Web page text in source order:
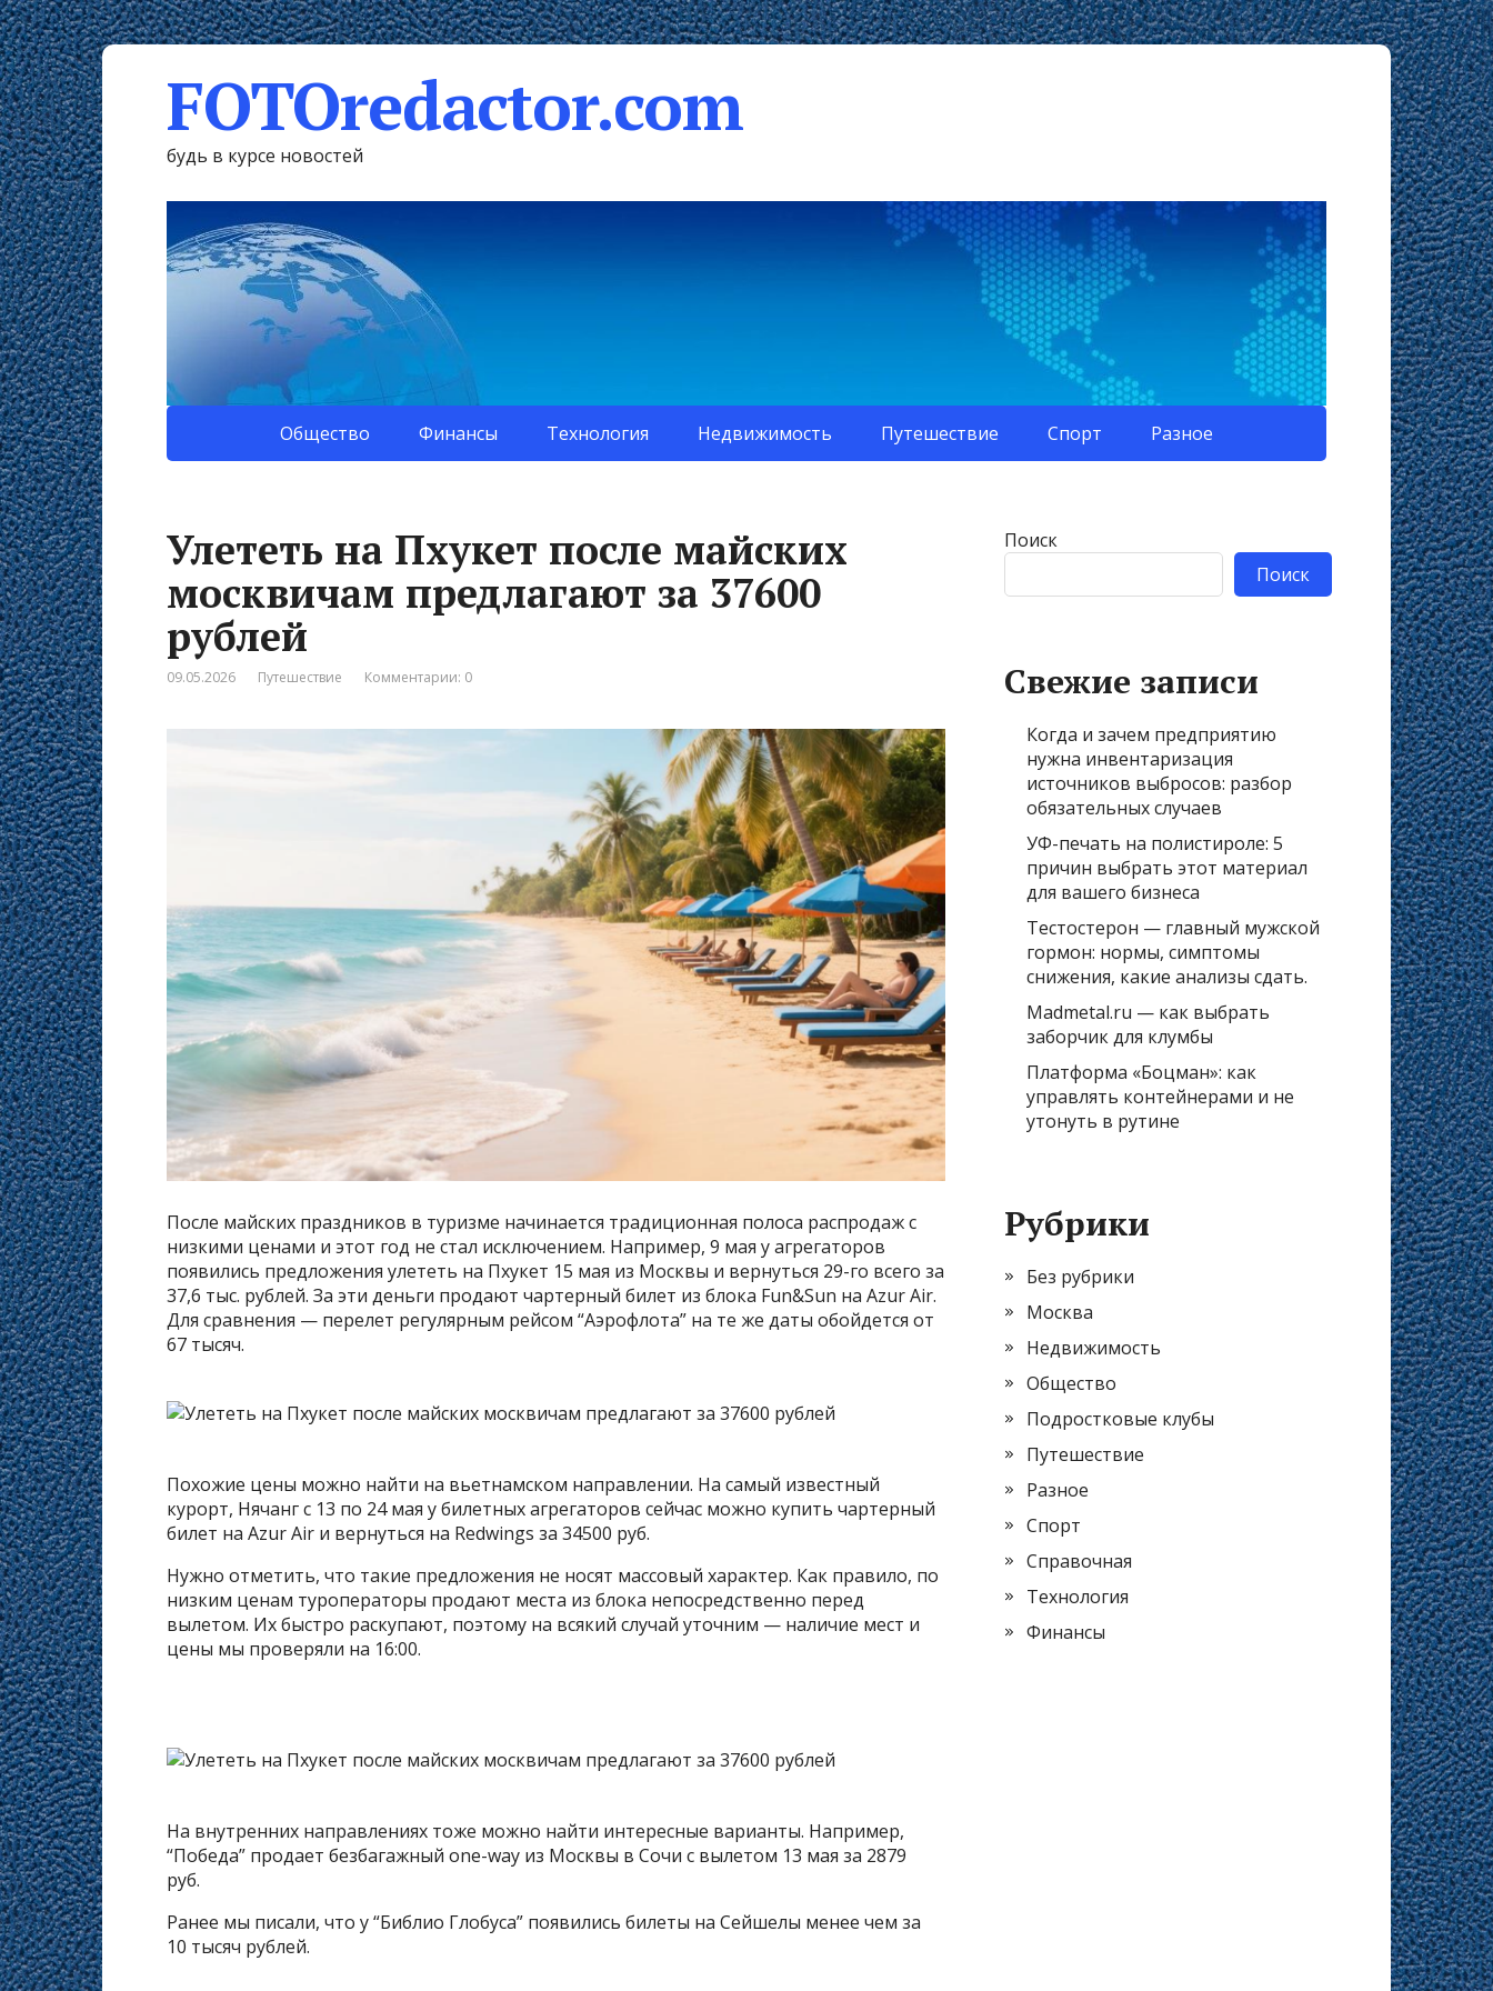
FOTOredactor.com
будь в курсе новостей
Общество Финансы Технология Недвижимость Путешествие Спорт Разное
Улететь на Пхукет после майских
москвичам предлагают за 37600
рублей
09.05.2026 Путешествие Комментарии: 0
После майских праздников в туризме начинается традиционная полоса распродаж с
низкими ценами и этот год не стал исключением. Например, 9 мая у агрегаторов
появились предложения улететь на Пхукет 15 мая из Москвы и вернуться 29-го всего за
37,6 тыс. рублей. За эти деньги продают чартерный билет из блока Fun&Sun на Azur Air.
Для сравнения — перелет регулярным рейсом “Аэрофлота” на те же даты обойдется от
67 тысяч.
Похожие цены можно найти на вьетнамском направлении. На самый известный
курорт, Нячанг с 13 по 24 мая у билетных агрегаторов сейчас можно купить чартерный
билет на Azur Air и вернуться на Redwings за 34500 руб.
Нужно отметить, что такие предложения не носят массовый характер. Как правило, по
низким ценам туроператоры продают места из блока непосредственно перед
вылетом. Их быстро раскупают, поэтому на всякий случай уточним — наличие мест и
цены мы проверяли на 16:00.
На внутренних направлениях тоже можно найти интересные варианты. Например,
“Победа” продает безбагажный one-way из Москвы в Сочи с вылетом 13 мая за 2879
руб.
Ранее мы писали, что у “Библио Глобуса” появились билеты на Сейшелы менее чем за
10 тысяч рублей.
Поиск
Поиск
Свежие записи
Когда и зачем предприятию
нужна инвентаризация
источников выбросов: разбор
обязательных случаев
УФ-печать на полистироле: 5
причин выбрать этот материал
для вашего бизнеса
Тестостерон — главный мужской
гормон: нормы, симптомы
снижения, какие анализы сдать.
Madmetal.ru — как выбрать
заборчик для клумбы
Платформа «Боцман»: как
управлять контейнерами и не
утонуть в рутине
Рубрики
Без рубрики
Москва
Недвижимость
Общество
Подростковые клубы
Путешествие
Разное
Спорт
Справочная
Технология
Финансы